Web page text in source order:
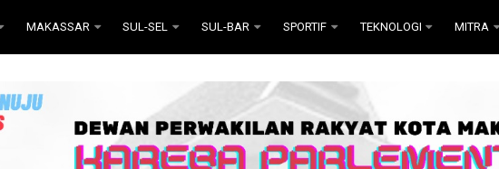
MAKASSAR SUL-SEL SUL-BAR SPORTIF TEKNOLOGI MITRA